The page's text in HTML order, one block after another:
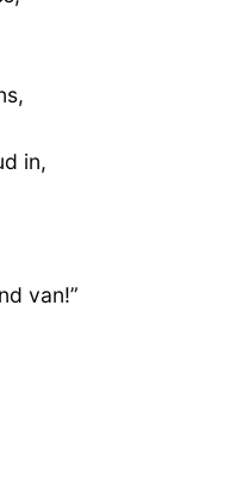
in,
van!”